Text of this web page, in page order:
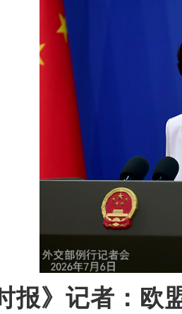
报》记者：